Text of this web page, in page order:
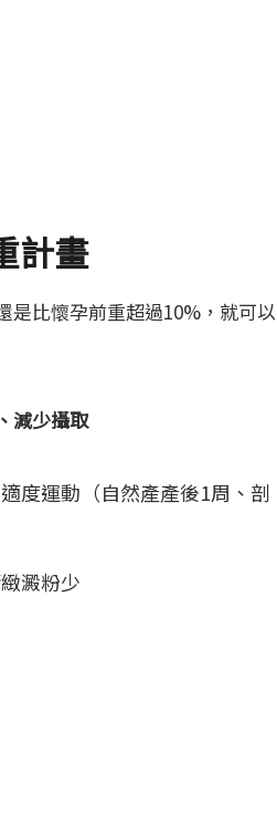
計畫
是比懷孕前重超過10%，就可以
減少攝取
度運動（自然產產後1周、剖
澱粉少